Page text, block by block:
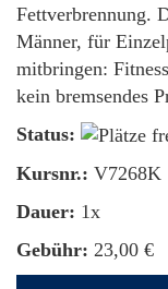
Fettverbrennung.
Männer, für
mitbringen:
kein bremsendes
Status:
Kursnr.: V7268K
Dauer: 1x
Gebühr: 23,00 €